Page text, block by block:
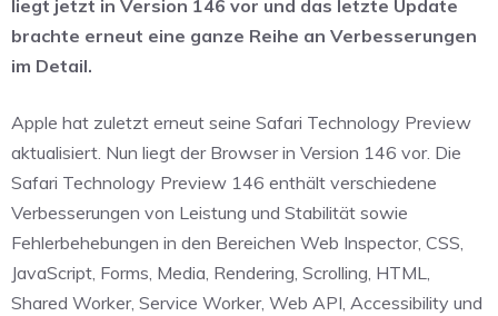
liegt jetzt in Version 146 vor und das letzte Update
brachte erneut eine ganze Reihe an Verbesserungen
im Detail.
Apple hat zuletzt erneut seine Safari Technology Preview
aktualisiert. Nun liegt der Browser in Version 146 vor. Die
Safari Technology Preview 146 enthält verschiedene
Verbesserungen von Leistung und Stabilität sowie
Fehlerbehebungen in den Bereichen Web Inspector, CSS,
JavaScript, Forms, Media, Rendering, Scrolling, HTML,
Shared Worker, Service Worker, Web API, Accessibility und